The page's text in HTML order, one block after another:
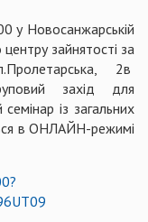
у Новосанжарській
зайнятості за
2в
захід для
із загальних
в ОНЛАЙН-режимі